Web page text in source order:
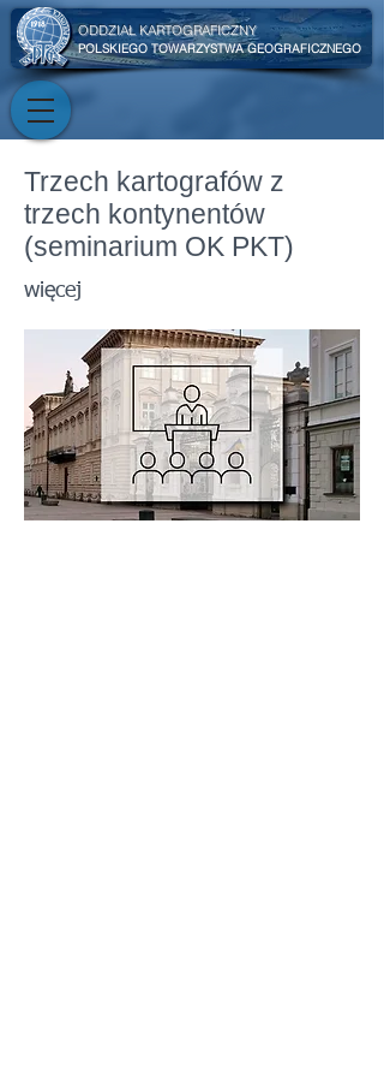
ODDZIAŁ KARTOGRAFICZNY
POLSKIEGO TOWARZYSTWA GEOGRAFICZNEGO
Trzech kartografów z
trzech kontynentów
(seminarium OK PKT)
więcej